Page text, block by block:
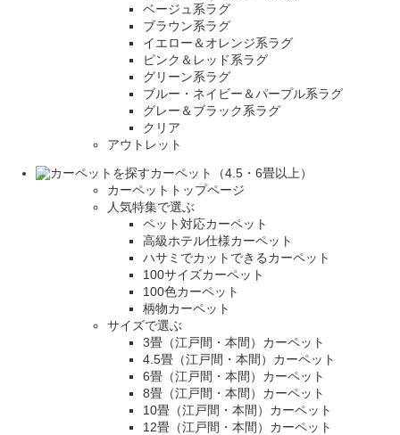
ベージュ系ラグ
ブラウン系ラグ
イエロー＆オレンジ系ラグ
ピンク＆レッド系ラグ
グリーン系ラグ
ブルー・ネイビー＆パープル系ラグ
グレー＆ブラック系ラグ
クリア
アウトレット
カーペット（4.5・6畳以上）
カーペットトップページ
人気特集で選ぶ
ペット対応カーペット
高級ホテル仕様カーペット
ハサミでカットできるカーペット
100サイズカーペット
100色カーペット
柄物カーペット
サイズで選ぶ
3畳（江戸間・本間）カーペット
4.5畳（江戸間・本間）カーペット
6畳（江戸間・本間）カーペット
8畳（江戸間・本間）カーペット
10畳（江戸間・本間）カーペット
12畳（江戸間・本間）カーペット